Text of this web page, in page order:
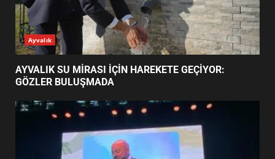
2
ESA 2026’DA TÜRK BAHARATI
NEYİ TEMSİL ETTİ?
EİB’DE KRİTİK ATAMA:
SÜRDÜRÜLEBİLİRLİKTE NE
DEĞİŞECEK?
Ayvalık
AYVALIK SU MİRASI İÇİN HAREKETE GEÇİYOR:
GÖZLER BULUŞMADA